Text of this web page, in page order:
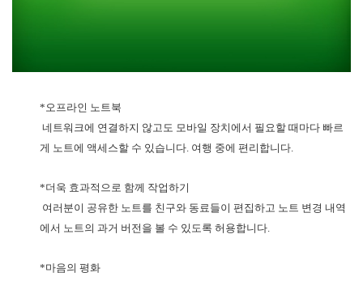
*오프라인 노트북
네트워크에 연결하지 않고도 모바일 장치에서 필요할 때마다 빠르
게 노트에 액세스할 수 있습니다. 여행 중에 편리합니다.
*더욱 효과적으로 함께 작업하기
여러분이 공유한 노트를 친구와 동료들이 편집하고 노트 변경 내역
에서 노트의 과거 버전을 볼 수 있도록 허용합니다.
*마음의 평화